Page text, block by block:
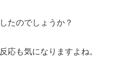
たのでしょうか？
応も気になりますよね。